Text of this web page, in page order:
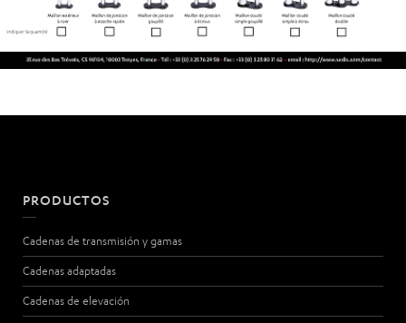
PRODUCTOS
Cadenas de transmisión y gamas
Cadenas adaptadas
Cadenas de elevación